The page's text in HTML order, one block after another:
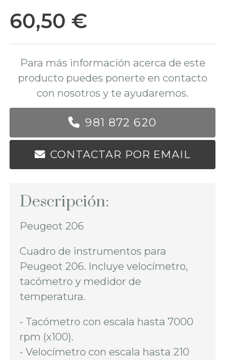
60,50 €
Para más información acerca de este
producto puedes ponerte en contacto
con nosotros y te ayudaremos.
981 872 620
CONTACTAR POR EMAIL
Descripción:
Peugeot 206
Cuadro de instrumentos para
Peugeot 206. Incluye velocímetro,
tacómetro y medidor de
temperatura.
- Tacómetro con escala hasta 7000
rpm (x100).
- Velocímetro con escala hasta 210